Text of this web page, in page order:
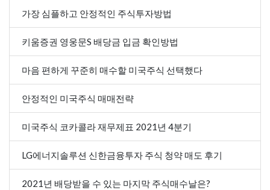
가장 심플하고 안정적인 주식투자방법
키움증권 영웅문S 배당금 입금 확인방법
마음 편하게 꾸준히 매수할 미국주식 선택했다
안정적인 미국주식 매매전략
미국주식 코카콜라 재무제표 2021년 4분기
LG에너지솔루션 신한금융투자 주식 청약 매도 후기
2021년 배당받을 수 있는 마지막 주식매수날은?